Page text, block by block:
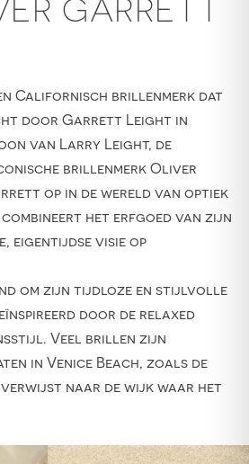
GARRETT
Californisch brillenmerk dat
door Garrett Leight in
van Larry Leight, de
brillenmerk Oliver
op in de wereld van optiek
combineert het erfgoed van zijn
eigentijdse visie op
om zijn tijdloze en stijlvolle
door de relaxed
Veel brillen zijn
in Venice Beach, zoals de
verwijst naar de wijk waar het